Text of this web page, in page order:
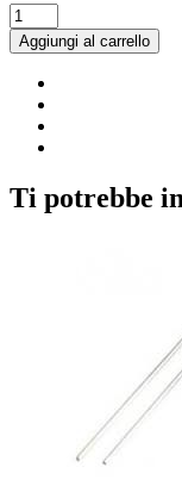
LED
5
mm
infrarossi
ricevitore
pezzi)
quantità
Aggiungi al carrello
Ti potrebbe